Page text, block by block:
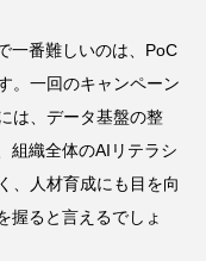
一番難しいのは、PoC
。一回のキャンペーン
は、データ基盤の整
組織全体のAIリテラシ
、人材育成にも目を向
握ると言えるでしょ